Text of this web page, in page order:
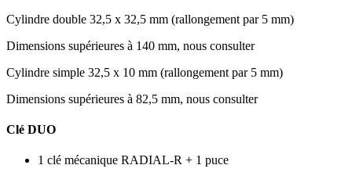
Cylindre double 32,5 x 32,5 mm (rallongement par 5 mm)
Dimensions supérieures à 140 mm, nous consulter
Cylindre simple 32,5 x 10 mm (rallongement par 5 mm)
Dimensions supérieures à 82,5 mm, nous consulter
Clé DUO
1 clé mécanique RADIAL-R + 1 puce